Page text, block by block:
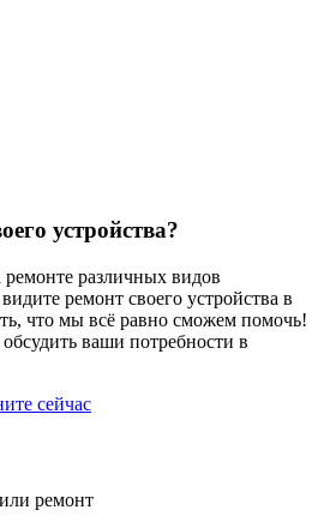
устройства?
различных видов
ремонт своего устройства в
что мы всё равно сможем помочь!
ваши потребности в
сейчас
ремонт